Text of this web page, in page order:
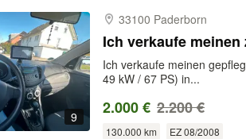
9
33100 Paderborn
Ich verkaufe
Ich verkaufe meinen
49 kW / 67 PS) in...
2.000 € 2.200 €
130.000 km EZ 08/2008